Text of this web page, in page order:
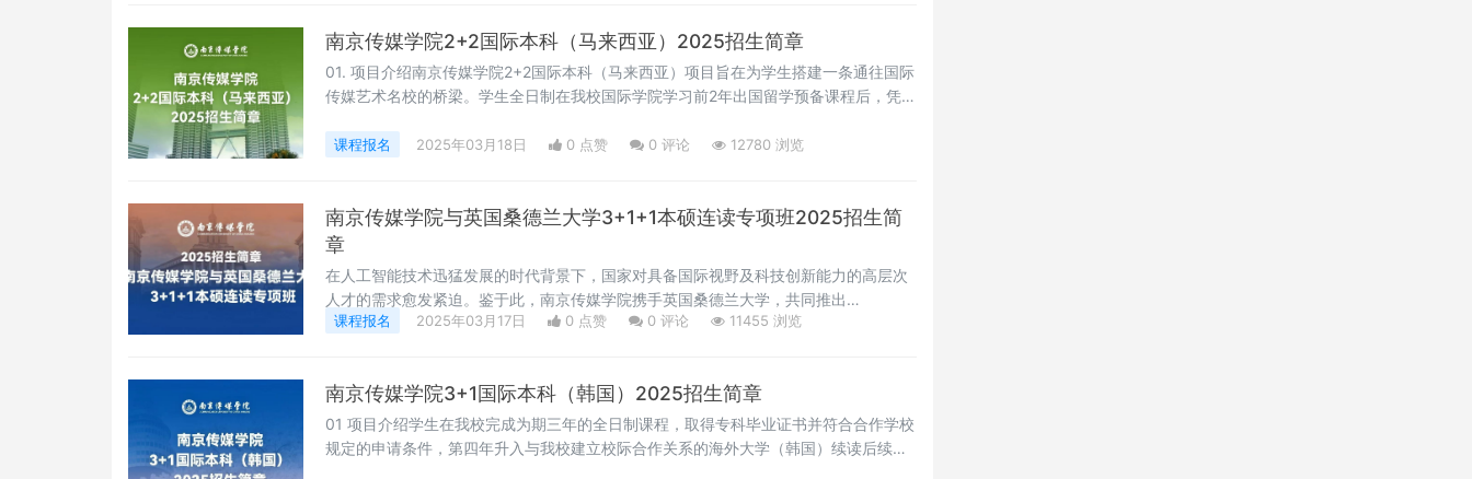
南京传媒学院2+2国际本科（马来西亚）2025招生简章
01. 项目介绍南京传媒学院2+2国际本科（马来西亚）项目旨在为学生搭建一条通往国际
传媒艺术名校的桥梁。学生全日制在我校国际学院学习前2年出国留学预备课程后，凭课
区）续读本科后续课程(马来西亚院校为2年)。海外大学将根据与我校课程协议，豁免在
课程报名 2025年03月18日 0 点赞 0 评论 12780 浏览
南京传媒学院与英国桑德兰大学3+1+1本硕连读专项班2025招生简
章
在人工智能技术迅猛发展的时代背景下，国家对具备国际视野及科技创新能力的高层次
人才的需求愈发紧迫。鉴于此，南京传媒学院携手英国桑德兰大学，共同推出
了“3+1+1”本硕连读专项班，旨在培育一批兼具全球视野与卓越专业能力的复合型人
课程，最终荣获硕士学位。
课程报名 2025年03月17日 0 点赞 0 评论 11455 浏览
南京传媒学院3+1国际本科（韩国）2025招生简章
01 项目介绍学生在我校完成为期三年的全日制课程，取得专科毕业证书并符合合作学校
规定的申请条件，第四年升入与我校建立校际合作关系的海外大学（韩国）续读后续课